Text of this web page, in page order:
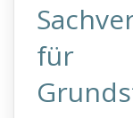
für